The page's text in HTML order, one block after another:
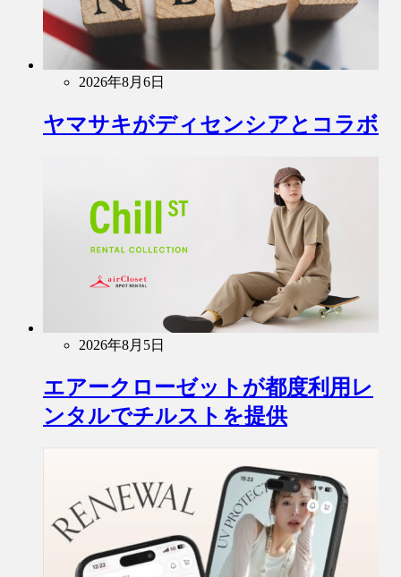
2026年8月6日
ヤマサキがディセンシアとコラボ
2026年8月5日
エアークローゼットが都度利用レ
ンタルでチルストを提供